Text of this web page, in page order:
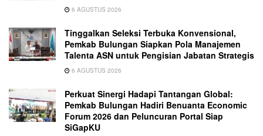
6 AGUSTUS 2026
Tinggalkan Seleksi Terbuka Konvensional,
Pemkab Bulungan Siapkan Pola Manajemen
Talenta ASN untuk Pengisian Jabatan Strategis
6 AGUSTUS 2026
Perkuat Sinergi Hadapi Tantangan Global:
Pemkab Bulungan Hadiri Benuanta Economic
Forum 2026 dan Peluncuran Portal Siap
SiGapKU